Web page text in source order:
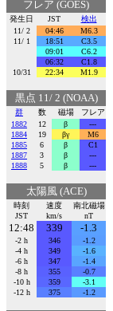
フレア (GOES)
発生日 JST
検出
11/ 2
04:46
M6.3
11/ 1
18:51
C3.5
09:01
C6.2
06:32
C1.8
10/31
22:34 M1.9
黒点 11/ 2 (NOAA)
群 数 磁場
フレア
1882
12 β
---
1884
19 βγ
M6
1885
6 β
C1
1887
3 β
---
1888
5 β ---
太陽風 (ACE)
時刻
JST
速度
km/s
南北磁場
nT
12:48 339 -1.3
-2 h 346
-1.2
-4 h
349
-1.6
-6 h
347
-1.4
-8 h
355
-0.7
-10 h
359
-3.1
-12 h
375 -1.2